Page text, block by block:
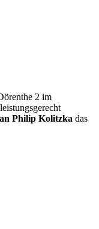
2 im
Philip Kolitzka das